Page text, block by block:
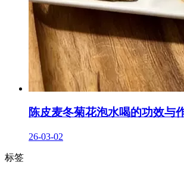
陈皮麦冬菊花泡水喝的功效与
26-03-02
标签